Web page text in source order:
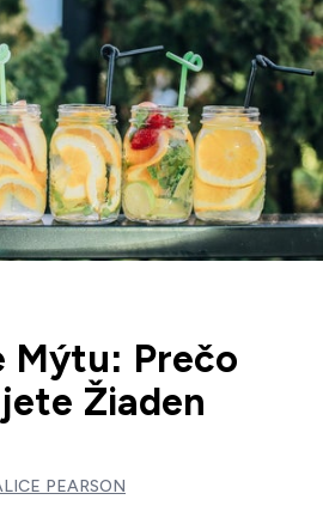
Mýtu: Prečo
Žiaden
PEARSON